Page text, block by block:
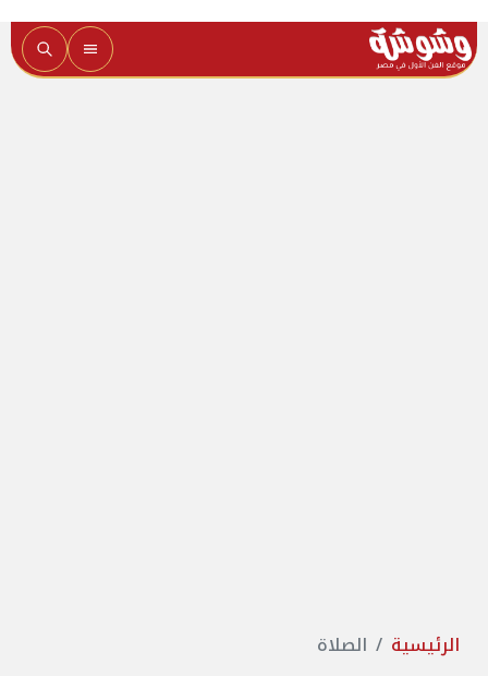
الرئيسية الصلاة